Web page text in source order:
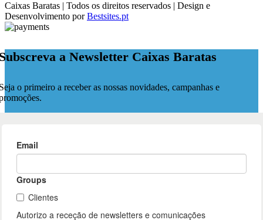
Caixas Baratas | Todos os direitos reservados | Design e
Desenvolvimento porBestsites.pt
a Newsletter Caixas Baratas
o primeiro a receber as nossas novidades, campanhas e